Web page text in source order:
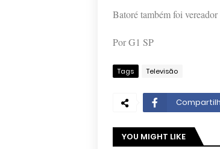
Batoré também foi
Por G1 SP
Tags Televisão
YOU MIGHT LIKE